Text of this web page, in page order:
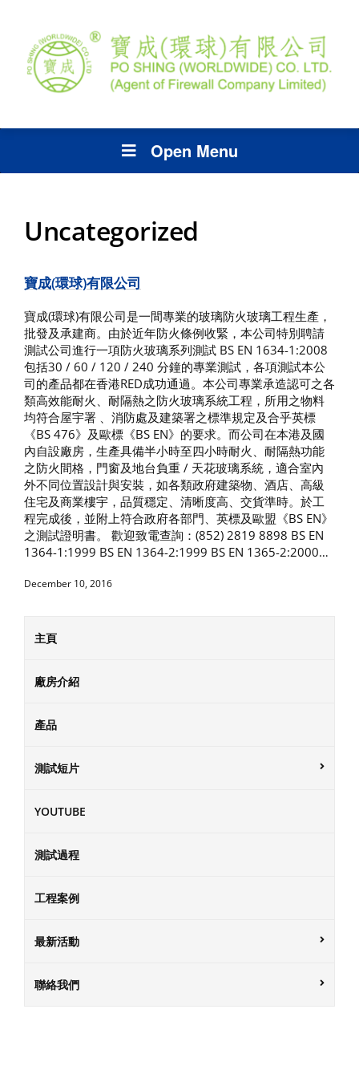
Open Menu
主頁
廠房介紹
產品
測試短片
YOUTUBE
測試過程
工程案例
最新活動
聯絡我們
Uncategorized
寶成(環球)有限公司
寶成(環球)有限公司是一間專業的玻璃防火玻璃工程生產，
批發及承建商。由於近年防火條例收緊，本公司特別聘請
測試公司進行一項防火玻璃系列測試 BS EN 1634-1:2008
包括30 / 60 / 120 / 240 分鐘的專業測試，各項測試本公
司的產品都在香港RED成功通過。本公司專業承造認可之各
類高效能耐火、耐隔熱之防火玻璃系統工程，所用之物料
均符合屋宇署 、消防處及建築署之標準規定及合乎英標
《BS 476》及歐標《BS EN》的要求。而公司在本港及國
內自設廠房，生產具備半小時至四小時耐火、耐隔熱功能
之防火間格，門窗及地台負重 / 天花玻璃系統，適合室內
外不同位置設計與安裝，如各類政府建築物、酒店、高級
住宅及商業樓宇，品質穩定、清晰度高、交貨準時。於工
程完成後，並附上符合政府各部門、英標及歐盟《BS EN》
之測試證明書。 歡迎致電查詢：(852) 2819 8898 BS EN
1364-1:1999 BS EN 1364-2:1999 BS EN 1365-2:2000…
December 10, 2016